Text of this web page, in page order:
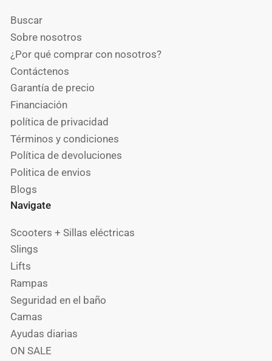
Buscar
Sobre nosotros
¿Por qué comprar con nosotros?
Contáctenos
Garantía de precio
Financiación
política de privacidad
Términos y condiciones
Política de devoluciones
Politica de envios
Blogs
Navigate
Scooters + Sillas eléctricas
Slings
Lifts
Rampas
Seguridad en el baño
Camas
Ayudas diarias
ON SALE